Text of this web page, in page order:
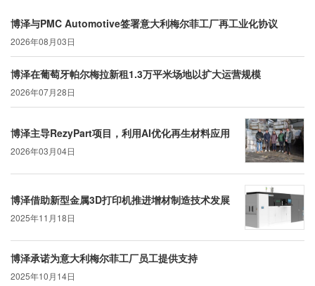
博泽与PMC Automotive签署意大利梅尔菲工厂再工业化协议
2026年08月03日
博泽在葡萄牙帕尔梅拉新租1.3万平米场地以扩大运营规模
2026年07月28日
博泽主导RezyPart项目，利用AI优化再生材料应用
2026年03月04日
博泽借助新型金属3D打印机推进增材制造技术发展
2025年11月18日
博泽承诺为意大利梅尔菲工厂员工提供支持
2025年10月14日